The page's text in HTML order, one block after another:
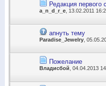
Редакция
a_n_d_r_e , 13.02.2011
апнуть тему
Paradise_Jewelry ,
Пожелание
Владисбой , 04.04.2013